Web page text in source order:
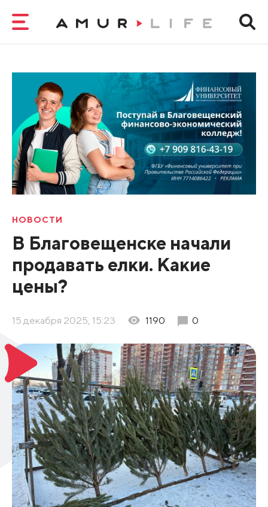
НОВОСТИ
В Благовещенске начали
продавать елки. Какие
цены?
15 декабря 2025, 15:23 1190 0